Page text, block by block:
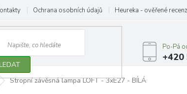
Ochrana osobních údajů Heureka - ověřené
Po-Pá
+420
Stropní závěsná lampa LOFT - 3xE27 - BÍLÁ